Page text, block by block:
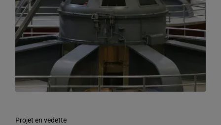
Projet en vedette